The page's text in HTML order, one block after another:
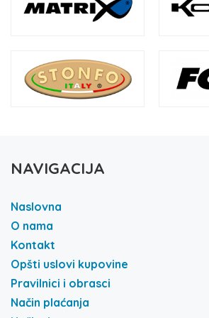
NAVIGACIJA
Naslovna
O nama
Kontakt
Opšti uslovi kupovine
Pravilnici i obrasci
Način plaćanja